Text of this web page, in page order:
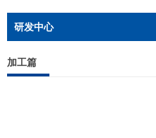
研发中心
加工篇